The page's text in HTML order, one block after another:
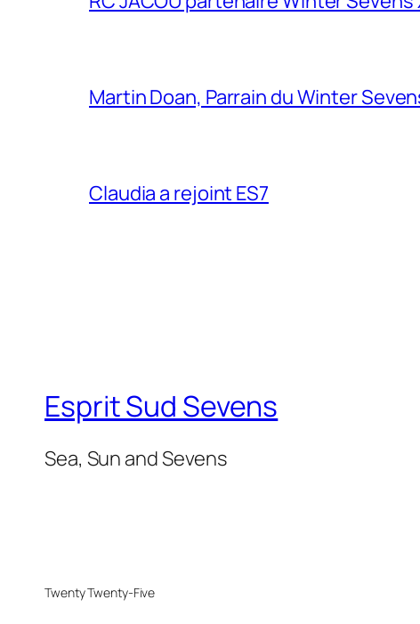
Martin Doan, Parrain du Winter
Claudia a rejoint ES7
Esprit Sud Sevens
Sea, Sun and Sevens
Twenty Twenty-Five